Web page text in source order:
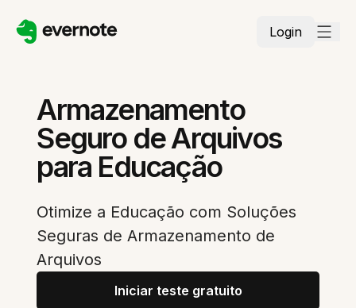
Login
Armazenamento
Seguro de Arquivos
para Educação
Otimize a Educação com Soluções
Seguras de Armazenamento de
Arquivos
Iniciar teste gratuito